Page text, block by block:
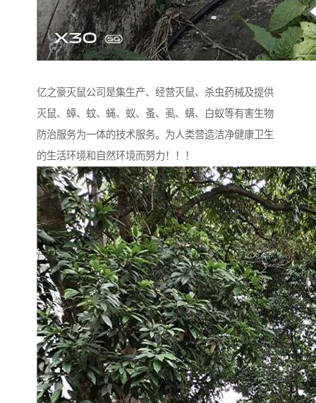
亿之豪灭鼠公司是集生产、经营灭鼠、杀虫药械及提供
灭鼠、蟑、蚊、蝇、蚁、蚤、虱、螨、白蚁等有害生物
防治服务为一体的技术服务。为人类营造洁净健康卫生
的生活环境和自然环境而努力！！！